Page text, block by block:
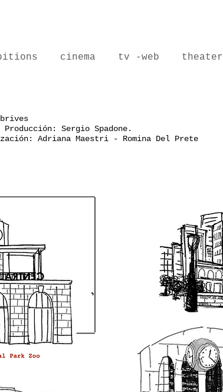
cinema tv -web theater
Sergio Spadone.
Adriana Maestri - Romina Del Prete